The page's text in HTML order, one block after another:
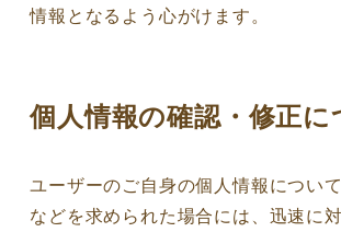
情報となるよう心がけます。
個人情報の確認・修正に
ユーザーのご自身の個人情報につい
などを求められた場合には、迅速に